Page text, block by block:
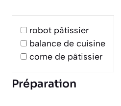
robot pâtissier
balance de cuisine
corne de pâtissier
Préparation